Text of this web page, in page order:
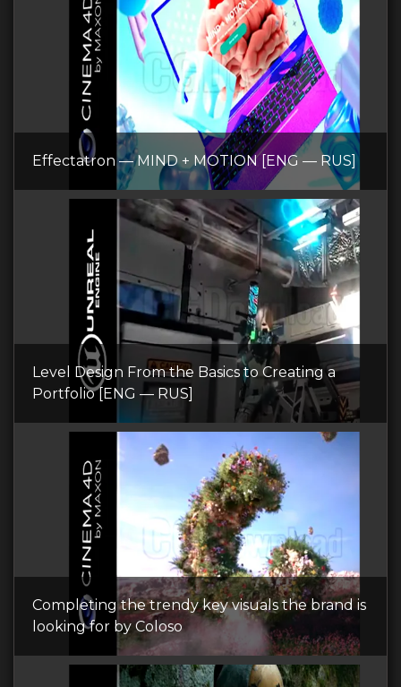
Effectatron — MIND + MOTION [ENG — RUS]
Level Design From the Basics to Creating a
Portfolio [ENG — RUS]
Completing the trendy key visuals the brand is
looking for by Coloso